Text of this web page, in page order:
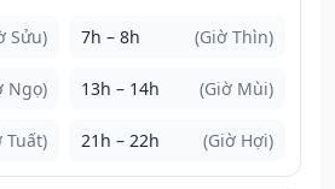
Sửu) 7h – 8h (Giờ Thìn)
Ngọ) 13h – 14h (Giờ Mùi)
Tuất) 21h – 22h (Giờ Hợi)